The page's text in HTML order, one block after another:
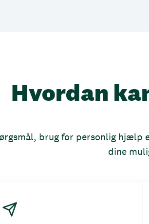
Hvordan
brug for personlig hjælp
dine